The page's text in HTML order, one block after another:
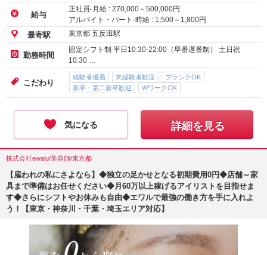
給与
正社員-月給 : 270,000～500,000円
アルバイト・パート-時給 : 1,500～ 1,800円
最寄駅 東京都 五反田駅
勤務時間
固定シフト制 平日10:30-22:00（早番遅番制） 土日祝
10:30 …
こだわり
経験者優遇 未経験者歓迎
ブランクOK
新卒・第二新卒歓迎
WワークOK
気になる 詳細を見る
株式会社ewalu/美容師/東京都
【雇われの私にさよなら】◆独立の足かせとなる初期費用0円◆店舗～家
具まで準備はお任せください◆月60万以上稼げるアイリストを目指せま
す◆さらにシフトやお休みも自由◆エワルで最強の働き方を手に入れよ
う！【東京・神奈川・千葉・埼玉エリア対応】